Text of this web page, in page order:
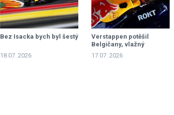
Bez Isacka bych byl šestý
18.07. 2026
Verstappen potěšil
Belgičany, vlažný
rozjezd Mercedesu
17.07. 2026